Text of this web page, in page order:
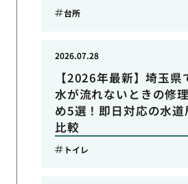
台所
【2026年最新】埼玉県
水が流れないときの修
め5選！即日対応の水道
比較
2026.07.28
トイレ